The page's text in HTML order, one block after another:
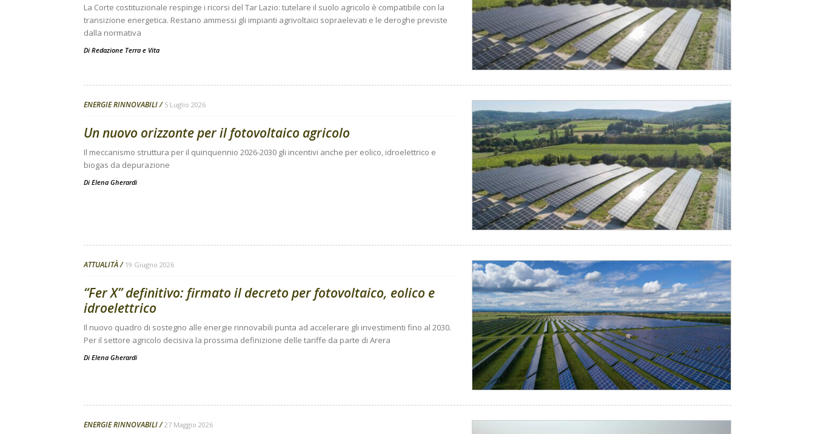
La Corte costituzionale respinge i ricorsi del Tar Lazio: tutelare il suolo agricolo è compatibile con la
transizione energetica. Restano ammessi gli impianti agrivoltaici sopraelevati e le deroghe previste
dalla normativa
Di Redazione Terra e Vita
ENERGIE RINNOVABILI 5 Luglio 2026
Un nuovo orizzonte per il fotovoltaico agricolo
Il meccanismo struttura per il quinquennio 2026-2030 gli incentivi anche per eolico, idroelettrico e
biogas da depurazione
Di Elena Gherardi
ATTUALITÀ 19 Giugno 2026
“Fer X” definitivo: firmato il decreto per fotovoltaico, eolico e
idroelettrico
Il nuovo quadro di sostegno alle energie rinnovabili punta ad accelerare gli investimenti fino al 2030.
Per il settore agricolo decisiva la prossima definizione delle tariffe da parte di Arera
Di Elena Gherardi
ENERGIE RINNOVABILI 27 Maggio 2026